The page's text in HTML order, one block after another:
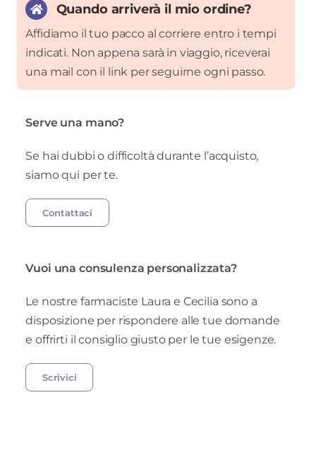
Quando arriverà il mio ordine?
Affidiamo il tuo pacco al corriere entro i tempi
indicati. Non appena sarà in viaggio, riceverai
una mail con il link per seguirne ogni passo.
Serve una mano?
Se hai dubbi o difficoltà durante l’acquisto,
siamo qui per te.
Contattaci
Vuoi una consulenza personalizzata?
Le nostre farmaciste Laura e Cecilia sono a
disposizione per rispondere alle tue domande
e offrirti il consiglio giusto per le tue esigenze.
Scrivici